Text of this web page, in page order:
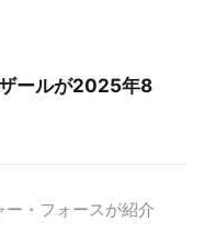
ールが2025年8
・フォースが紹介